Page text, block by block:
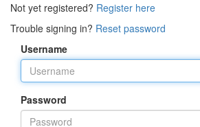
Not yet registered? Register here
Trouble signing in? Reset password
Username
Password